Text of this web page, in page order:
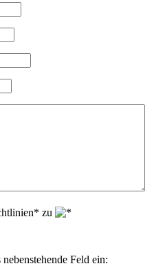
zu
Feld ein: